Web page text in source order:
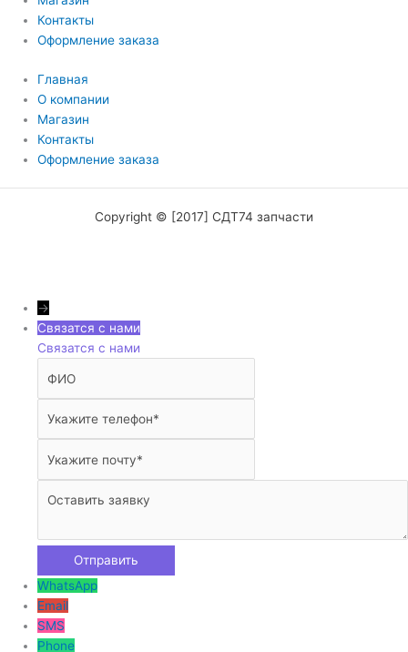
Контакты
Оформление заказа
Главная
О компании
Магазин
Контакты
Оформление заказа
Copyright © [2017] СДТ74 запчасти
→
Связатся с нами
Связатся с нами
WhatsApp
Email
SMS
Phone